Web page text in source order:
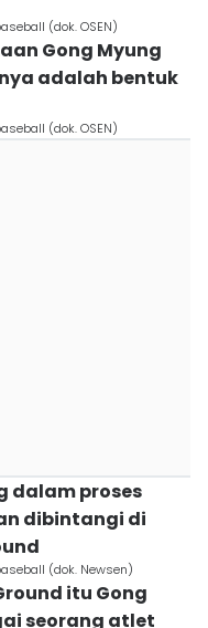
(dok. OSEN)
Gong Myung
adalah bentuk
(dok. OSEN)
dalam proses
dibintangi di
(dok. Newsen)
itu Gong
seorang atlet